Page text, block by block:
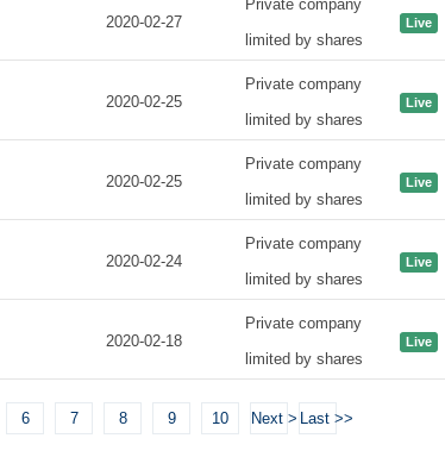
2020-02-27
Private company
limited by shares
Live
2020-02-25
Private company
limited by shares
Live
2020-02-25
Private company
limited by shares
Live
2020-02-24
Private company
limited by shares
Live
2020-02-18
Private company
limited by shares
Live
6 7 8 9 10 Next > Last >>